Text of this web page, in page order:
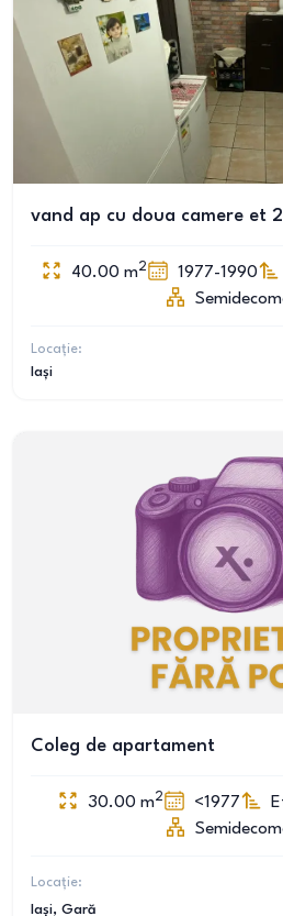
vand ap cu doua camere et 2
40.00 m2 1977-1990
Locație:
Iași
Coleg de apartament
30.00 m2 <1977
Locație:
Iași, Gară